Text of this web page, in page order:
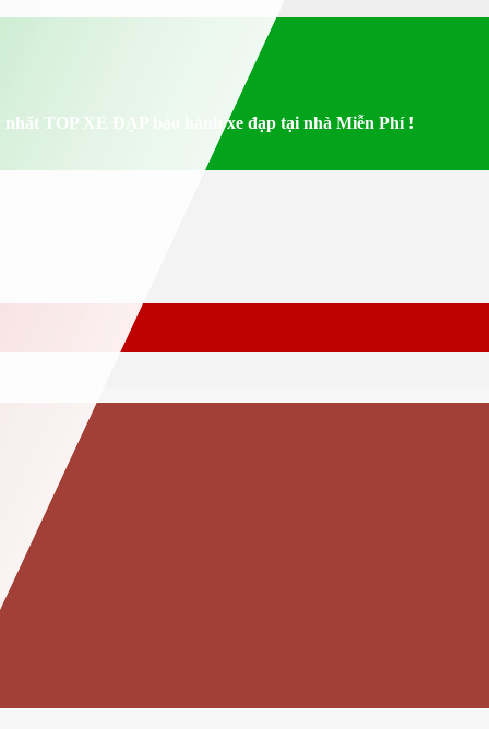
nhất TOP XE ĐẠP bảo hành xe đạp tại nhà Miễn Phí !